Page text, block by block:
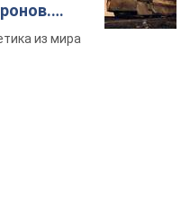
из мира